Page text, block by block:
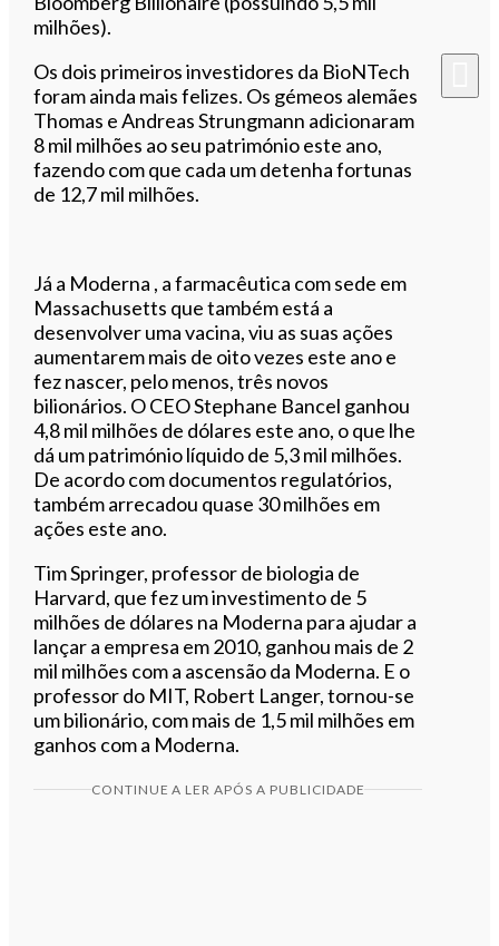
milhões).
Os dois primeiros investidores da BioNTech
foram ainda mais felizes. Os gémeos alemães
Thomas e Andreas Strungmann adicionaram
8 mil milhões ao seu património este ano,
fazendo com que cada um detenha fortunas
de 12,7 mil milhões.
Já a Moderna , a farmacêutica com sede em
Massachusetts que também está a
desenvolver uma vacina, viu as suas ações
aumentarem mais de oito vezes este ano e
fez nascer, pelo menos, três novos
bilionários. O CEO Stephane Bancel ganhou
4,8 mil milhões de dólares este ano, o que lhe
dá um património líquido de 5,3 mil milhões.
De acordo com documentos regulatórios,
também arrecadou quase 30 milhões em
ações este ano.
Tim Springer, professor de biologia de
Harvard, que fez um investimento de 5
milhões de dólares na Moderna para ajudar a
lançar a empresa em 2010, ganhou mais de 2
mil milhões com a ascensão da Moderna. E o
professor do MIT, Robert Langer, tornou-se
um bilionário, com mais de 1,5 mil milhões em
ganhos com a Moderna.
CONTINUE A LER APÓS A PUBLICIDADE